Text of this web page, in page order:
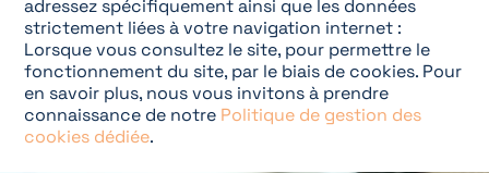
adressez spécifiquement ainsi que les données
strictement liées à votre navigation internet :
Lorsque vous consultez le site, pour permettre le
fonctionnement du site, par le biais de cookies. Pour
en savoir plus, nous vous invitons à prendre
connaissance de notre Politique de gestion des
cookies dédiée.